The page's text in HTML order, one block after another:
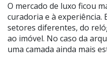
O mercado de luxo ficou
curadoria e à experiência.
setores diferentes, do
ao imóvel. No caso da
uma camada ainda mais